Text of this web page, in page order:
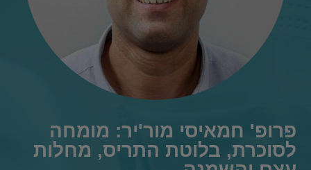
פרופ' חמאיסי מור'יר: מומחה
לסוכרת, בלוטת התריס, מחלות